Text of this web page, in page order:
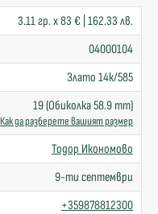
3.11 гр. x 83 € | 162.33 лв.
04000104
Злато 14к/585
19 (Обиколка 58.9 mm)
Как да разберете вашият размер
Тодор Икономово
9-ти септември
+359878812300